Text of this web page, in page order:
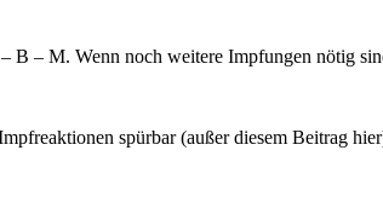
– M. Wenn noch weitere Impfungen nötig
spürbar (außer diesem Beitrag